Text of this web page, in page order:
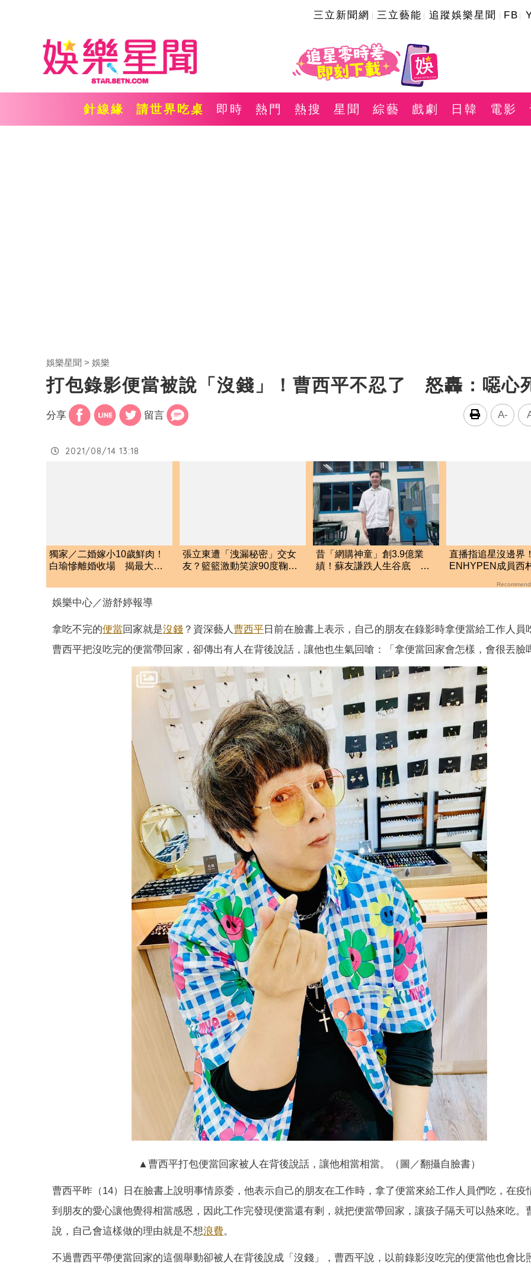
三立新聞網 三立藝能 追蹤娛樂星聞 FB
針線緣 請世界吃桌 即時 熱門 熱搜 星聞 綜藝 戲劇 日韓 電影
娛樂星聞 娛樂
打包錄影便當被說「沒錢」！曹西平不忍了 怒轟：噁心
分享 留言 A-
2021/08/14 13:18
獨家／二婚嫁小10歲鮮肉！
白瑜慘離婚收場 揭最大關
張立東遭「洩漏秘密」交女
友？籃籃激動笑淚90度鞠
昔「網購神童」創3.9億業
績！蘇友謙跌人生谷底 日
直播指追星沒邊界
ENHYPEN成員西
絲
娛樂中心／游舒婷報導
拿吃不完的便當回家就是沒錢 ？資深藝人曹西平 日前在臉書上表示，自己的朋友在錄影時拿便當給工作人員
曹西平把沒吃完的便當帶回家，卻傳出有人在背後說話，讓他也生氣回嗆：「拿便當回家會怎樣，會很丟臉
▲曹西平打包便當回家被人在背後說話，讓他相當相當。（圖／翻攝自臉書）
曹西平昨（14）日在臉書上說明事情原委，他表示自己的朋友在工作時，拿了便當來給工作人員們吃，在疫
到朋友的愛心讓他覺得相當感恩，因此工作完發現便當還有剩，就把便當帶回家，讓孩子隔天可以熱來吃。
說，自己會這樣做的理由就是不想浪費。
不過曹西平帶便當回家的這個舉動卻被人在背後說成「沒錢」，曹西平說，以前錄影沒吃完的便當他也會比